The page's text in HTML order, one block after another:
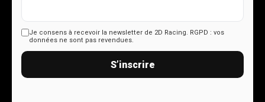
Je consens à recevoir la newsletter de 2D Racing. RGPD : vos
données ne sont pas revendues.
S’inscrire